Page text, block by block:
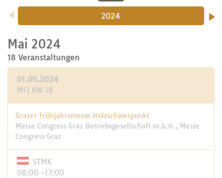
2024
Mai 2024
18 Veranstaltungen
01.05.2024
Mi | KW 18
Grazer Frühjahrsmesse Holzschwerpunkt
Messe Congress Graz Betriebsgesellschaft m.b.H., Messe
Congress Graz
STMK
08:00 -17:00